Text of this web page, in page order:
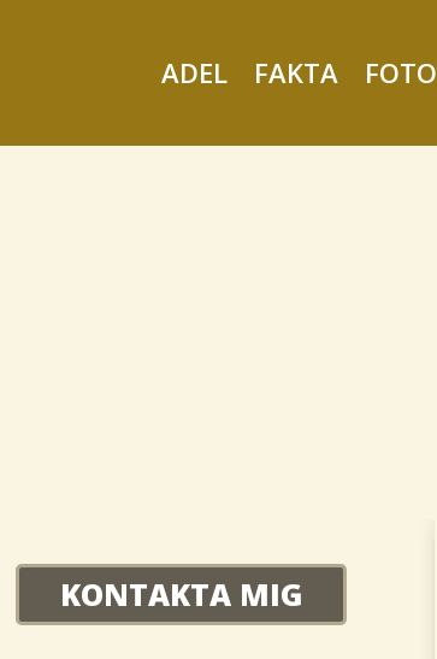
ADEL FAKTA FOTO
KONTAKTA MIG